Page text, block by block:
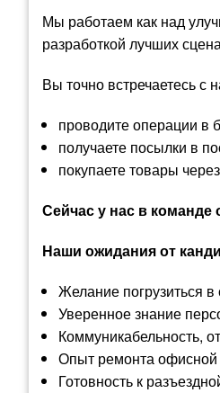
Мы работаем как над
разработкой лучших
Вы точно встречаетесь с
проводите операции в
получаете посылки в
покупаете товары
Сейчас у нас в
Наши ожидания от
Желание погрузиться
Уверенное знание
Коммуникабельность,
Опыт ремонта офисной
Готовность к